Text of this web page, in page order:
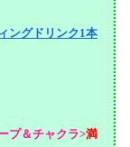
ングドリンク1本
プ＆チャクラ>満